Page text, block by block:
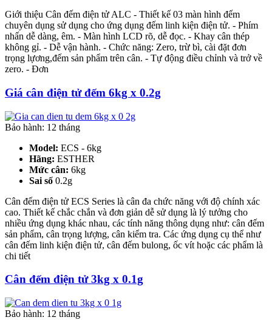
Giới thiệu Cân đếm điện tử ALC - Thiết kế 03 màn hình đếm
chuyên dụng sử dụng cho ứng dụng đếm linh kiện điện tử. - Phím
nhấn dễ dàng, êm. - Màn hình LCD rõ, dễ đọc. - Khay cân thép
không gỉ. - Dễ vận hành. - Chức năng: Zero, trừ bì, cài đặt đơn
trọng lựơng,đếm sản phẩm trên cân. - Tự động điều chỉnh và trở về
zero. - Đơn
Giá cân điện tử đếm 6kg x 0.2g
Bảo hành: 12 tháng
Model: ECS - 6kg
Hãng: ESTHER
Mức cân: 6kg
Sai số 0.2g
Cân đếm điện tử ECS Series là cân đa chức năng với độ chính xác
cao. Thiết kế chắc chắn và đơn giản dễ sử dụng là lý tưởng cho
nhiều ứng dụng khác nhau, các tính năng thông dụng như: cân đếm
sản phẩm, cân trọng lượng, cân kiểm tra. Các ứng dụng cụ thể như
cân đếm linh kiện điện tử, cân đếm bulong, ốc vít hoặc các phẩm là
chi tiết
Cân đếm điện tử 3kg x 0.1g
Bảo hành: 12 tháng